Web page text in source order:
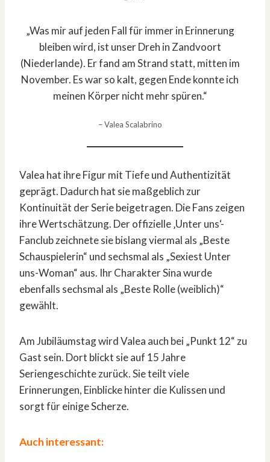
„Was mir auf jeden Fall für immer in Erinnerung
bleiben wird, ist unser Dreh in Zandvoort
(Niederlande). Er fand am Strand statt, mitten im
November. Es war so kalt, gegen Ende konnte ich
meinen Körper nicht mehr spüren.“
– Valea Scalabrino
Valea hat ihre Figur mit Tiefe und Authentizität
geprägt. Dadurch hat sie maßgeblich zur
Kontinuität der Serie beigetragen. Die Fans zeigen
ihre Wertschätzung. Der offizielle ‚Unter uns‘-
Fanclub zeichnete sie bislang viermal als „Beste
Schauspielerin“ und sechsmal als „Sexiest Unter
uns-Woman“ aus. Ihr Charakter Sina wurde
ebenfalls sechsmal als „Beste Rolle (weiblich)“
gewählt.
Am Jubiläumstag wird Valea auch bei „Punkt 12“ zu
Gast sein. Dort blickt sie auf 15 Jahre
Seriengeschichte zurück. Sie teilt viele
Erinnerungen, Einblicke hinter die Kulissen und
sorgt für einige Scherze.
Auch interessant: